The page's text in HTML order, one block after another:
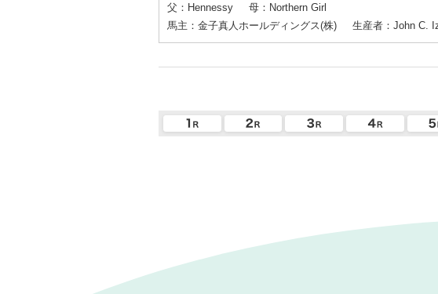
父：Hennessy
母：Northern Girl
馬主：金子真人ホールディングス(株)
生産者：John C.